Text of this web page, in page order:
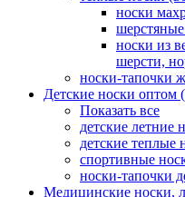
носки
носки из
шерсти,
носки-тапочки
Детские носки оптом
Показать все
детские летние
детские теплые
спортивные
носки-тапочки
Медицинские носки,